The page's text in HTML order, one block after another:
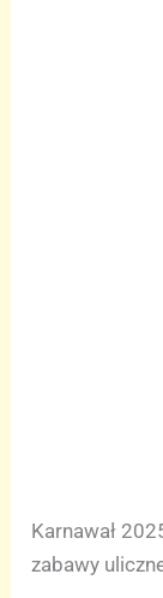
Karnawał
zabawy